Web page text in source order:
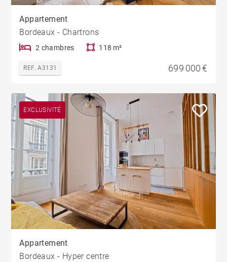
Appartement
Bordeaux - Chartrons
2 chambres 118 m²
REF. A3131 699 000 €
EXCLUSIVITÉ
Appartement
Bordeaux - Hyper centre